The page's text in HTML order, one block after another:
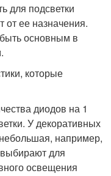
для подсветки
от ее назначения.
основным в
которые
диодов на 1
У декоративных
например,
для
освещения